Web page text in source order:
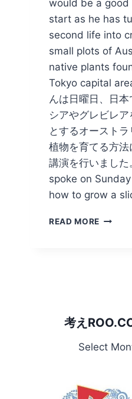
would be a good
start as he has
second life into
small plots of
native plants
Tokyo capital
んは日曜日、日本
シアやグレビレア
とするオーストラ
植物を育てる方法
講演を行いまし
spoke on
how to grow a
READ MORE ど
ト
ラ
リ
部
考え
考
Archives